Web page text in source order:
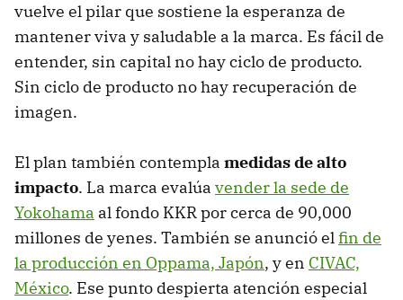
vuelve el pilar que sostiene la esperanza de
mantener viva y saludable a la marca. Es fácil de
entender, sin capital no hay ciclo de producto.
Sin ciclo de producto no hay recuperación de
imagen.
El plan también contempla medidas de alto
impacto. La marca evalúa vender la sede de
Yokohama al fondo KKR por cerca de 90,000
millones de yenes. También se anunció elfin de
la producción en Oppama, Japón, y en CIVAC,
México. Ese punto despierta atención especial